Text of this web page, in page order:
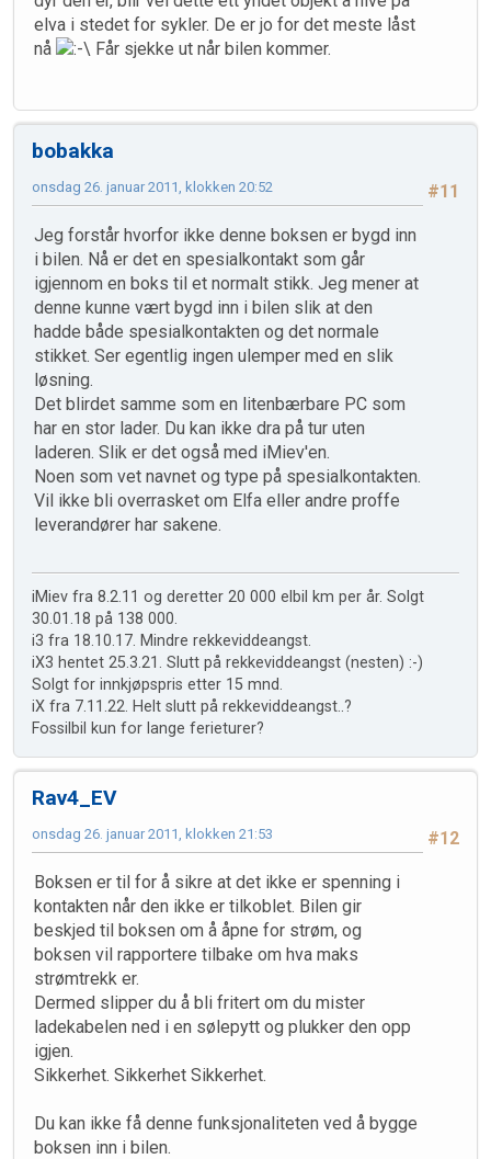
elva i stedet for sykler. De er jo for det meste låst
nå
Får sjekke ut når bilen kommer.
bobakka
#11
onsdag 26. januar 2011, klokken 20:52
Jeg forstår hvorfor ikke denne boksen er bygd inn
i bilen. Nå er det en spesialkontakt som går
igjennom en boks til et normalt stikk. Jeg mener at
denne kunne vært bygd inn i bilen slik at den
hadde både spesialkontakten og det normale
stikket. Ser egentlig ingen ulemper med en slik
løsning.
Det blirdet samme som en litenbærbare PC som
har en stor lader. Du kan ikke dra på tur uten
laderen. Slik er det også med iMiev'en.
Noen som vet navnet og type på spesialkontakten.
Vil ikke bli overrasket om Elfa eller andre proffe
leverandører har sakene.
iMiev fra 8.2.11 og deretter 20 000 elbil km per år. Solgt
30.01.18 på 138 000.
i3 fra 18.10.17. Mindre rekkeviddeangst.
iX3 hentet 25.3.21. Slutt på rekkeviddeangst (nesten) :-)
Solgt for innkjøpspris etter 15 mnd.
iX fra 7.11.22. Helt slutt på rekkeviddeangst..?
Fossilbil kun for lange ferieturer?
Rav4_EV
#12
onsdag 26. januar 2011, klokken 21:53
Boksen er til for å sikre at det ikke er spenning i
kontakten når den ikke er tilkoblet. Bilen gir
beskjed til boksen om å åpne for strøm, og
boksen vil rapportere tilbake om hva maks
strømtrekk er.
Dermed slipper du å bli fritert om du mister
ladekabelen ned i en sølepytt og plukker den opp
igjen.
Sikkerhet. Sikkerhet Sikkerhet.
Du kan ikke få denne funksjonaliteten ved å bygge
boksen inn i bilen.